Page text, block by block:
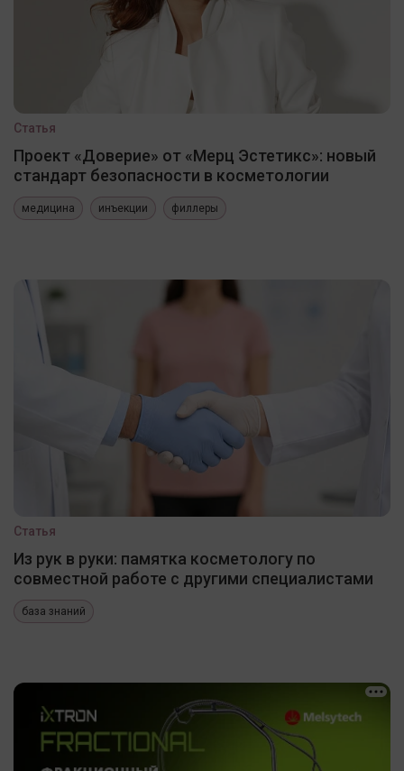
Статья
Проект «Доверие» от «Мерц Эстетикс»: новый
стандарт безопасности в косметологии
медицина инъекции филлеры
Статья
Из рук в руки: памятка косметологу по
совместной работе с другими специалистами
база знаний